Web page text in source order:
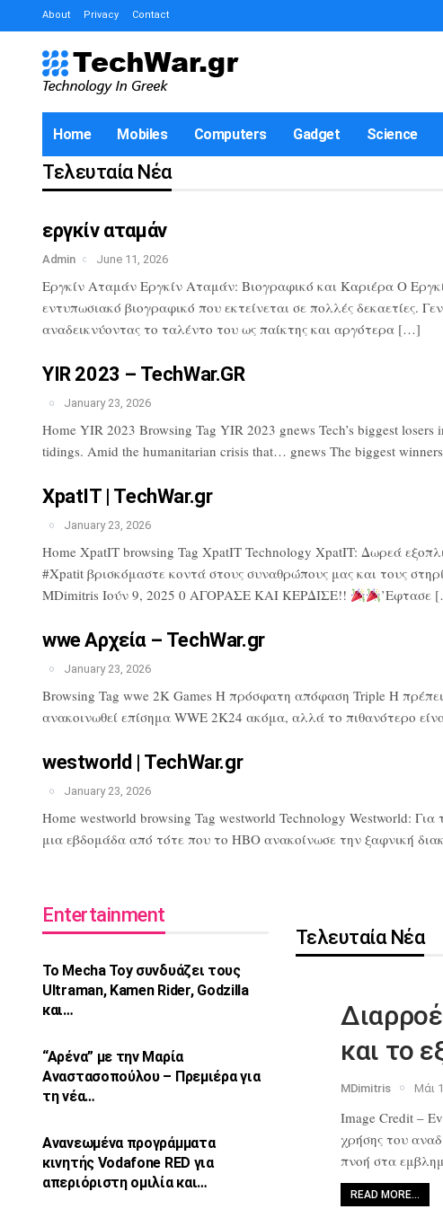
About Privacy Contact
Home Mobiles Computers Gadget Science
Τελευταία Νέα
εργκίν αταμάν
Admin June 11, 2026
Εργκίν Αταμάν Εργκίν Αταμάν: Βιογραφικό και Καριέρα Ο
εντυπωσιακό βιογραφικό που εκτείνεται σε πολλές δεκαετίες.
αναδεικνύοντας το ταλέντο του ως παίκτης και αργότερα […]
YIR 2023 – TechWar.GR
January 23, 2026
Home YIR 2023 Browsing Tag YIR 2023 gnews Tech’s biggest
tidings. Amid the humanitarian crisis that… gnews The biggest
XpatIT | TechWar.gr
January 23, 2026
Home XpatIT browsing Tag XpatIT Technology XpatIT: Δωρεά
#Xpatit βρισκόμαστε κοντά στους συναθρώπους μας και τους
MDimitris Ιούν 9, 2025 0 ΑΓΟΡΑΣΕ ΚΑΙ ΚΕΡΔΙΣΕ!!
’Εφτασε
wwe Αρχεία – TechWar.gr
January 23, 2026
Browsing Tag wwe 2K Games Η πρόσφατη απόφαση Triple H
ανακοινωθεί επίσημα WWE 2K24 ακόμα, αλλά το πιθανότερο
westworld | TechWar.gr
January 23, 2026
Home westworld browsing Tag westworld Technology Westworld:
μια εβδομάδα από τότε που το HBO ανακοίνωσε την ξαφνική
Entertainment
Το Mecha Toy συνδυάζει τους
Ultraman,Kamen Rider, Godzilla
και…
“Αρένα” με την Μαρία
Αναστασοπούλου – Πρεμιέρα για
τη νέα…
Ανανεωμένα προγράμματα
κινητής Vodafone RED για
απεριόριστη ομιλία και…
Τελευταία Νέα
και το
MDimitris Μάι
Image Credit –
χρήσης του
πνοή στα
READ MORE…